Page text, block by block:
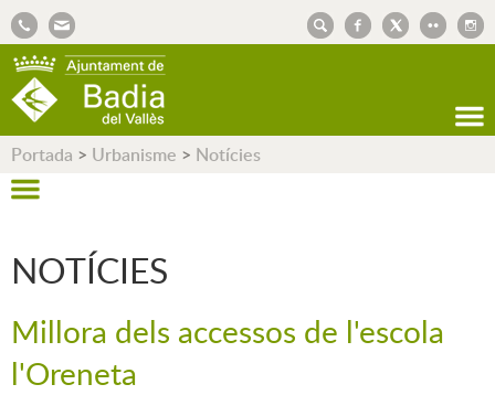
Portada > Urbanisme > Notícies
NOTÍCIES
Millora dels accessos de l'escola
l'Oreneta